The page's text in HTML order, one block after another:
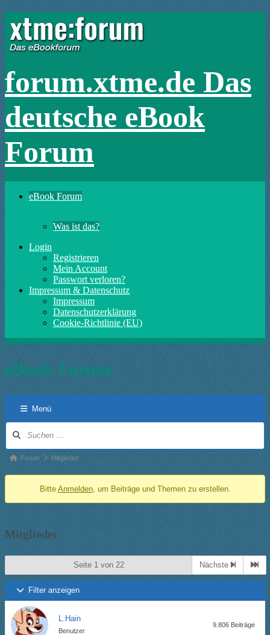
forum.xtme.de Das
deutsche eBook
Forum
eBook Forum
Was ist das?
Login
Registrieren
Mein Account
Passwort verloren?
Impressum & Datenschutz
Impressum
Datenschutzerklärung
Cookie-Richtlinie (EU)
eBook Forum
Menü
Navigation
Forum-
Breadcrumbs
Du
hier:
Forum Mitglieder
Bitte Anmelden, um Beiträge und Themen zu erstellen.
Mitglieder
Seite 1 von 22 Nächste
Filter anzeigen
L.Hain
Benutzer
9.806 Beiträge